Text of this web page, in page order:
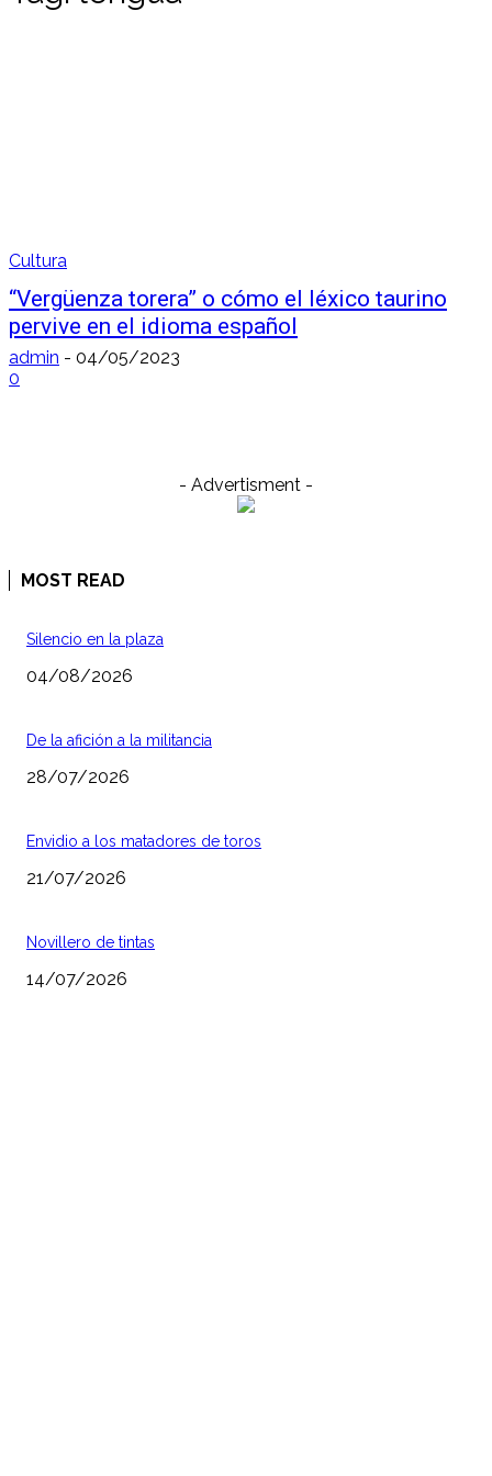
Cultura
“Vergüenza torera” o cómo el léxico taurino
pervive en el idioma español
admin - 04/05/2023
0
- Advertisment -
MOST READ
Silencio en la plaza
04/08/2026
De la afición a la militancia
28/07/2026
Envidio a los matadores de toros
21/07/2026
Novillero de tintas
14/07/2026